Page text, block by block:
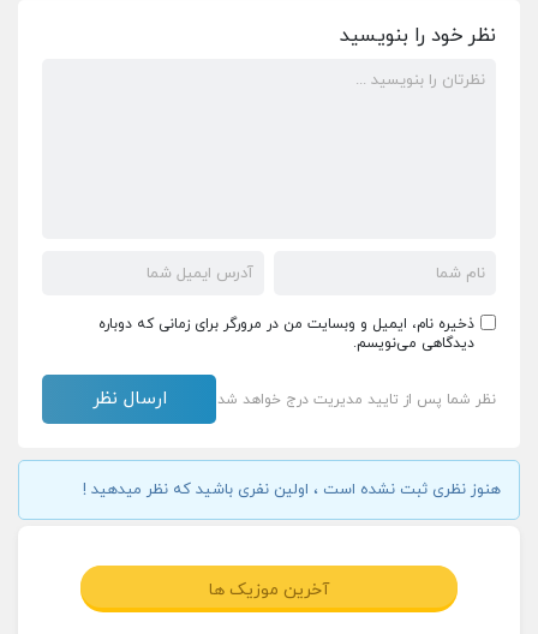
نظر خود را بنویسید
ذخیره نام، ایمیل و وبسایت من در مرورگر برای زمانی که دوباره
دیدگاهی می‌نویسم.
نظر شما پس از تایید مدیریت درج خواهد شد
هنوز نظری ثبت نشده است ، اولین نفری باشید که نظر میدهید !
آخرین موزیک ها